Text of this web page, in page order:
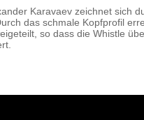
Karavaev zeichnet sich
das schmale Kopfprofil
so dass die Whistle